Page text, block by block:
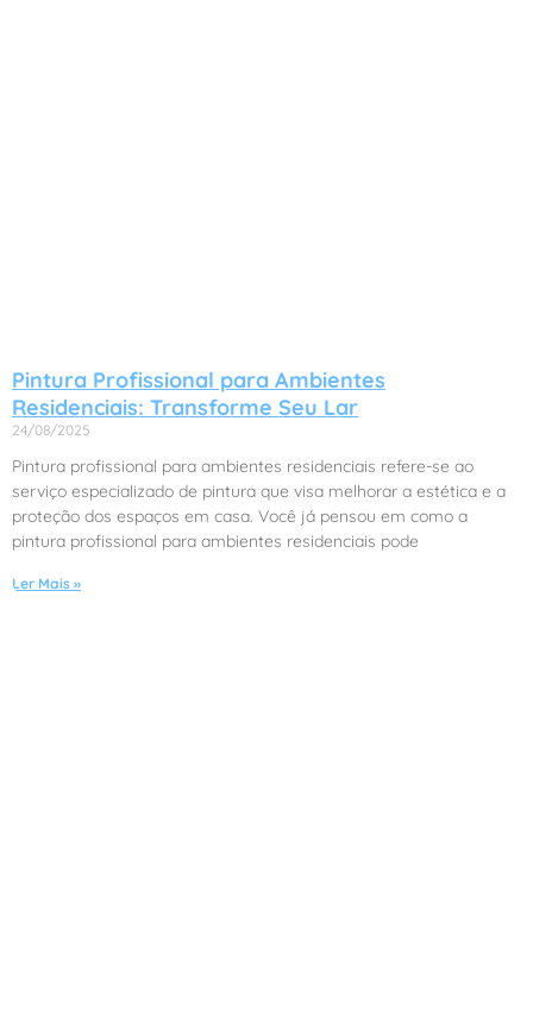
Pintura Profissional para Ambientes
Residenciais: Transforme Seu Lar
24/08/2025
Pintura profissional para ambientes residenciais refere-se ao
serviço especializado de pintura que visa melhorar a estética e a
proteção dos espaços em casa. Você já pensou em como a
pintura profissional para ambientes residenciais pode
Ler Mais »